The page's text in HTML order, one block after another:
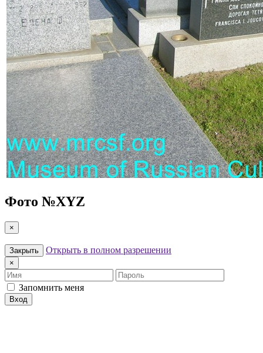
Фото №XYZ
×
Закрыть Открыть в полном разрешении
×
Имя
Пароль
Запомнить меня
Вход